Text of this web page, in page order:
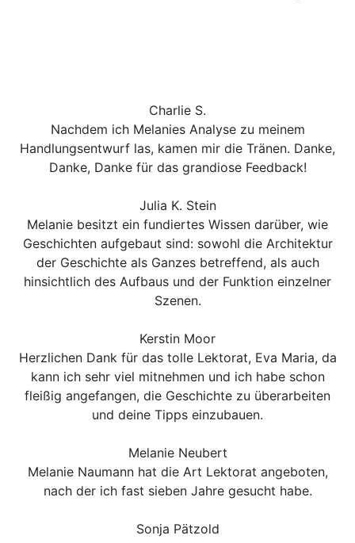
Charlie S.
Nachdem ich Melanies Analyse zu meinem
Handlungsentwurf las, kamen mir die Tränen. Danke,
Danke, Danke für das grandiose Feedback!
Julia K. Stein
Melanie besitzt ein fundiertes Wissen darüber, wie
Geschichten aufgebaut sind: sowohl die Architektur
der Geschichte als Ganzes betreffend, als auch
hinsichtlich des Aufbaus und der Funktion einzelner
Szenen.
Kerstin Moor
Herzlichen Dank für das tolle Lektorat, Eva Maria, da
kann ich sehr viel mitnehmen und ich habe schon
fleißig angefangen, die Geschichte zu überarbeiten
und deine Tipps einzubauen.
Melanie Neubert
Melanie Naumann hat die Art Lektorat angeboten,
nach der ich fast sieben Jahre gesucht habe.
Sonja Pätzold